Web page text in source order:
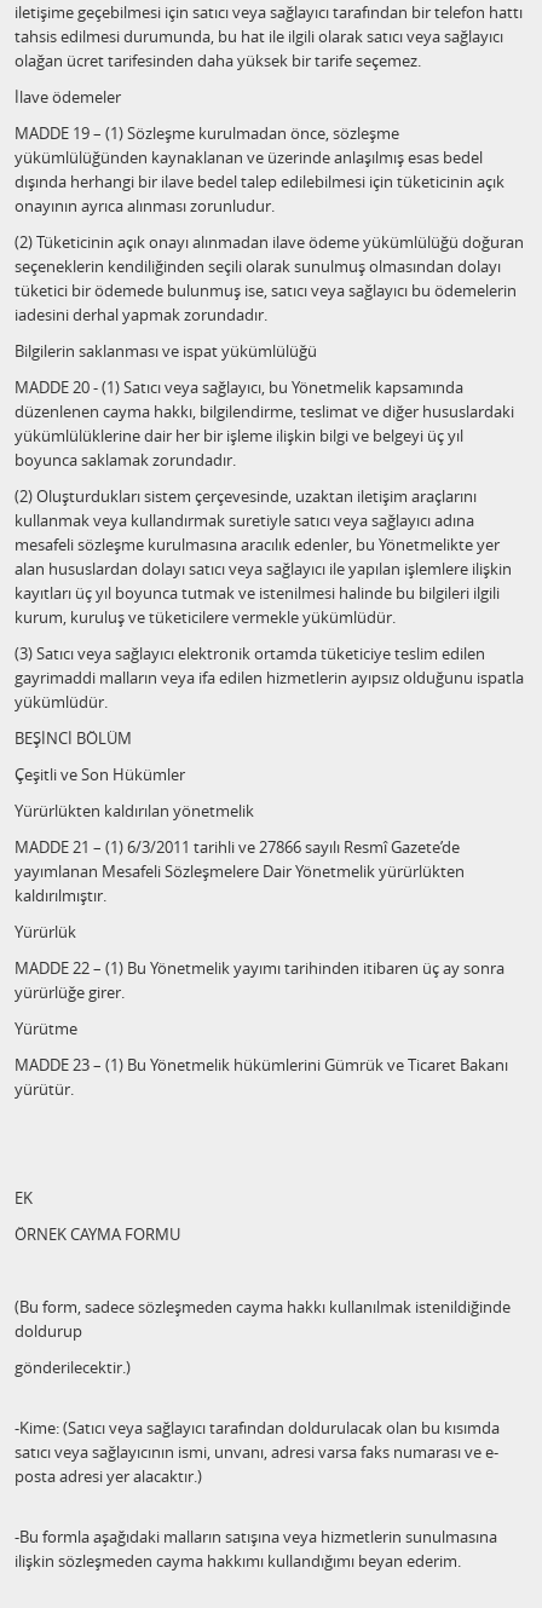
iletişime geçebilmesi için satıcı veya sağlayıcı tarafından bir telefon hattı
tahsis edilmesi durumunda, bu hat ile ilgili olarak satıcı veya sağlayıcı
olağan ücret tarifesinden daha yüksek bir tarife seçemez.
İlave ödemeler
MADDE 19 – (1) Sözleşme kurulmadan önce, sözleşme
yükümlülüğünden kaynaklanan ve üzerinde anlaşılmış esas bedel
dışında herhangi bir ilave bedel talep edilebilmesi için tüketicinin açık
onayının ayrıca alınması zorunludur.
(2) Tüketicinin açık onayı alınmadan ilave ödeme yükümlülüğü doğuran
seçeneklerin kendiliğinden seçili olarak sunulmuş olmasından dolayı
tüketici bir ödemede bulunmuş ise, satıcı veya sağlayıcı bu ödemelerin
iadesini derhal yapmak zorundadır.
Bilgilerin saklanması ve ispat yükümlülüğü
MADDE 20 - (1) Satıcı veya sağlayıcı, bu Yönetmelik kapsamında
düzenlenen cayma hakkı, bilgilendirme, teslimat ve diğer hususlardaki
yükümlülüklerine dair her bir işleme ilişkin bilgi ve belgeyi üç yıl
boyunca saklamak zorundadır.
(2) Oluşturdukları sistem çerçevesinde, uzaktan iletişim araçlarını
kullanmak veya kullandırmak suretiyle satıcı veya sağlayıcı adına
mesafeli sözleşme kurulmasına aracılık edenler, bu Yönetmelikte yer
alan hususlardan dolayı satıcı veya sağlayıcı ile yapılan işlemlere ilişkin
kayıtları üç yıl boyunca tutmak ve istenilmesi halinde bu bilgileri ilgili
kurum, kuruluş ve tüketicilere vermekle yükümlüdür.
(3) Satıcı veya sağlayıcı elektronik ortamda tüketiciye teslim edilen
gayrimaddi malların veya ifa edilen hizmetlerin ayıpsız olduğunu ispatla
yükümlüdür.
BEŞİNCİ BÖLÜM
Çeşitli ve Son Hükümler
Yürürlükten kaldırılan yönetmelik
MADDE 21 – (1) 6/3/2011 tarihli ve 27866 sayılı Resmî Gazete’de
yayımlanan Mesafeli Sözleşmelere Dair Yönetmelik yürürlükten
kaldırılmıştır.
Yürürlük
MADDE 22 – (1) Bu Yönetmelik yayımı tarihinden itibaren üç ay sonra
yürürlüğe girer.
Yürütme
MADDE 23 – (1) Bu Yönetmelik hükümlerini Gümrük ve Ticaret Bakanı
yürütür.
EK
ÖRNEK CAYMA FORMU
(Bu form, sadece sözleşmeden cayma hakkı kullanılmak istenildiğinde
doldurup
gönderilecektir.)
-Kime: (Satıcı veya sağlayıcı tarafından doldurulacak olan bu kısımda
satıcı veya sağlayıcının ismi, unvanı, adresi varsa faks numarası ve e-
posta adresi yer alacaktır.)
-Bu formla aşağıdaki malların satışına veya hizmetlerin sunulmasına
ilişkin sözleşmeden cayma hakkımı kullandığımı beyan ederim.